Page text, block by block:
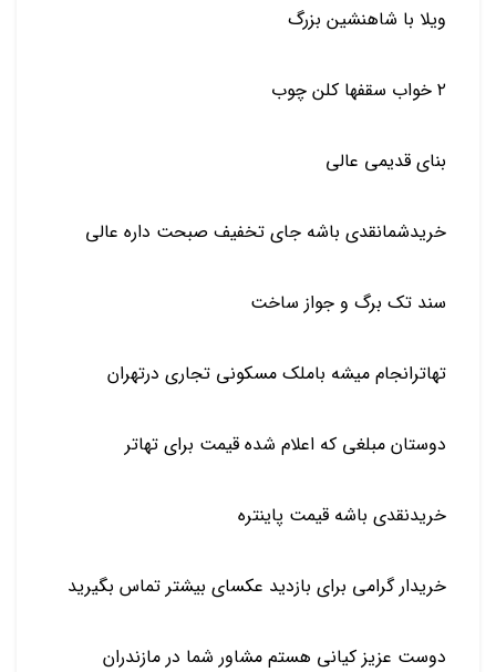
ویلا با شاهنشین بزرگ
۲ خواب سقفها کلن چوب
بنای قدیمی عالی
خریدشمانقدی باشه جای تخفیف صبحت داره عالی
سند تک برگ و جواز ساخت
تهاترانجام میشه باملک مسکونی تجاری درتهران
دوستان مبلغی که اعلام شده قیمت برای تهاتر
خریدنقدی باشه قیمت پاینتره
خریدار گرامی برای بازدید عکسای بیشتر تماس بگیرید
دوست عزیز کیانی هستم مشاور شما در مازندران